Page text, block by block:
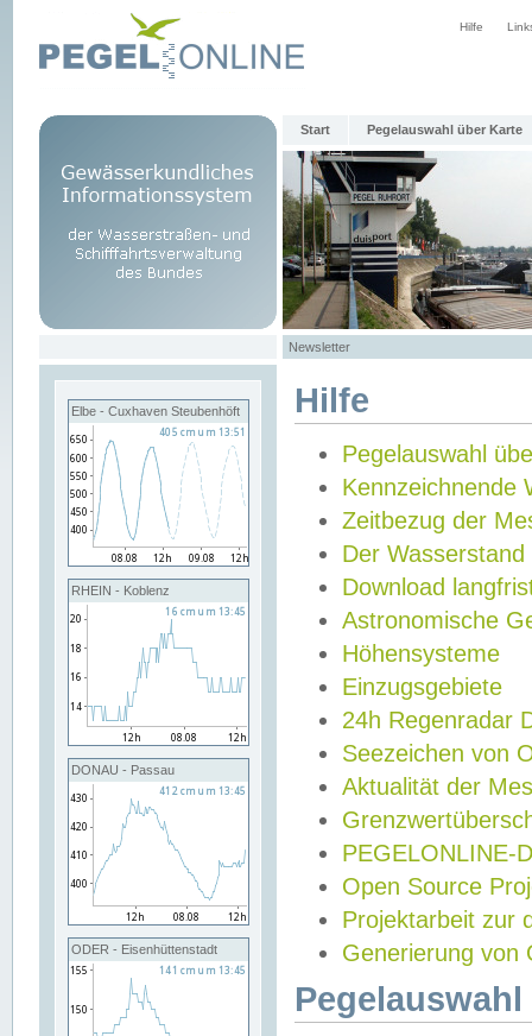
Hilfe
Start Pegelauswahl über Karte
Newsletter
Elbe - Cuxhaven Steubenhöft
RHEIN - Koblenz
DONAU - Passau
ODER - Eisenhüttenstadt
Hilfe
Pegelauswahl
Kennzeichnende
Zeitbezug der
Der Wasserstand
Download
Astronomische
Höhensysteme
Einzugsgebiete
24h Regenradar
Seezeichen von
Aktualität der
PEGELONLINE-
Open Source
Projektarbeit zur
Generierung von